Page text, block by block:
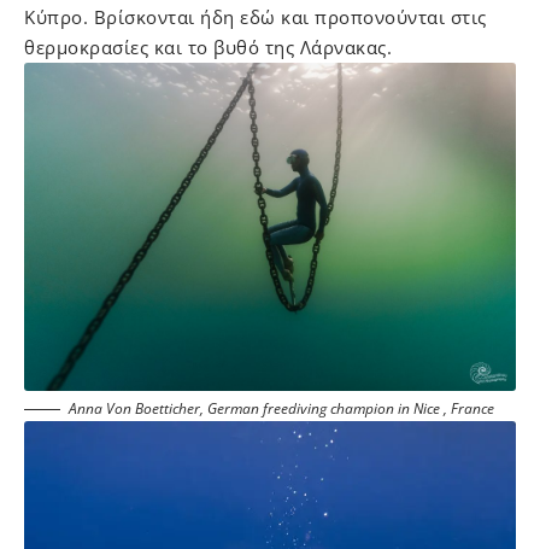
Κύπρο. Βρίσκονται ήδη εδώ και προπονούνται στις
θερμοκρασίες και το βυθό της Λάρνακας.
Anna Von Boetticher, German freediving champion in Nice , France